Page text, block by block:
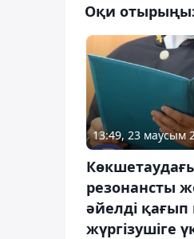
Оқи
13:49, 23 маусым
резонансты
әйелді қағып
жүргізушіге